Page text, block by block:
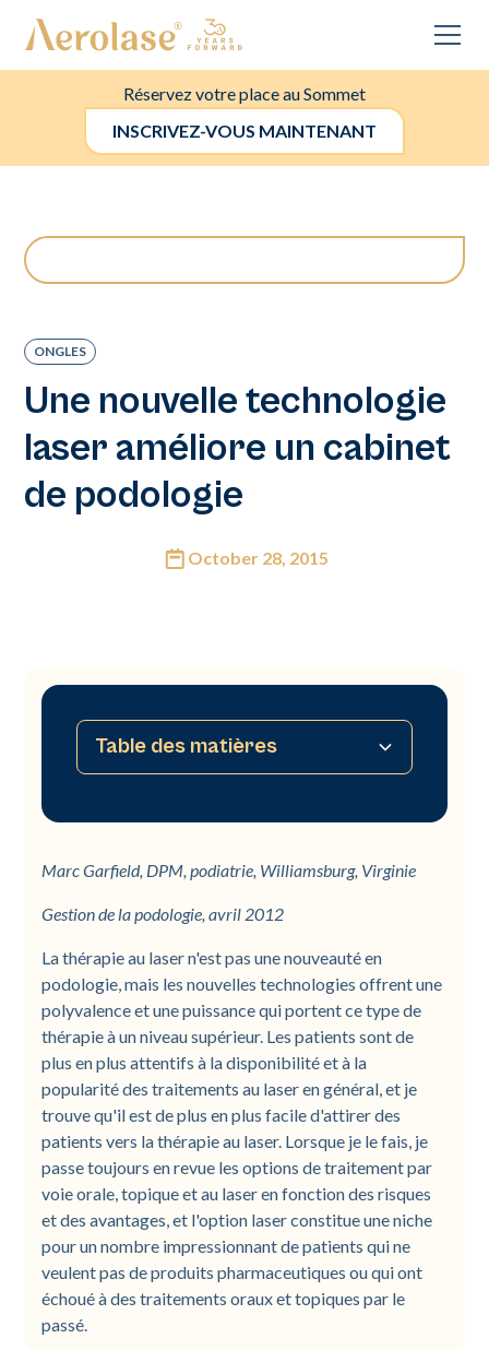
Réservez votre place au Sommet
INSCRIVEZ-VOUS MAINTENANT
ONGLES
Une nouvelle technologie
laser améliore un cabinet
de podologie
October 28, 2015
Marc Garfield, DPM, podiatrie, Williamsburg, Virginie
Gestion de la podologie, avril 2012
La thérapie au laser n'est pas une nouveauté en
podologie, mais les nouvelles technologies offrent une
polyvalence et une puissance qui portent ce type de
thérapie à un niveau supérieur. Les patients sont de
plus en plus attentifs à la disponibilité et à la
popularité des traitements au laser en général, et je
trouve qu'il est de plus en plus facile d'attirer des
patients vers la thérapie au laser. Lorsque je le fais, je
passe toujours en revue les options de traitement par
voie orale, topique et au laser en fonction des risques
et des avantages, et l'option laser constitue une niche
pour un nombre impressionnant de patients qui ne
veulent pas de produits pharmaceutiques ou qui ont
échoué à des traitements oraux et topiques par le
passé.
Table des matières